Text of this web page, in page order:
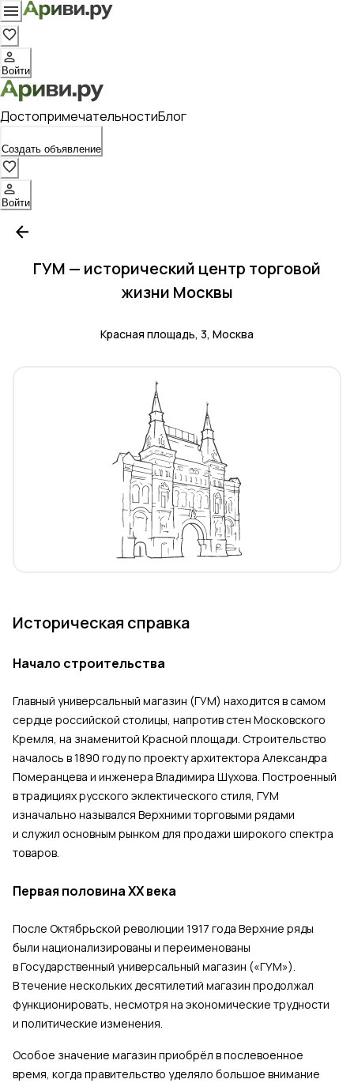
Войти
ДостопримечательностиБлог
Создать объявление
Войти
ГУМ — исторический центр торговой
жизни Москвы
Красная площадь, 3, Москва
Историческая справка
Начало строительства
Главный универсальный магазин (ГУМ) находится в самом
сердце российской столицы, напротив стен Московского
Кремля, на знаменитой Красной площади. Строительство
началось в 1890 году по проекту архитектора Александра
Померанцева и инженера Владимира Шухова. Построенный
в традициях русского эклектического стиля, ГУМ
изначально назывался Верхними торговыми рядами
и служил основным рынком для продажи широкого спектра
товаров.
Первая половина XX века
После Октябрьской революции 1917 года Верхние ряды
были национализированы и переименованы
в Государственный универсальный магазин («ГУМ»).
В течение нескольких десятилетий магазин продолжал
функционировать, несмотря на экономические трудности
и политические изменения.
Особое значение магазин приобрёл в послевоенное
время, когда правительство уделяло большое внимание